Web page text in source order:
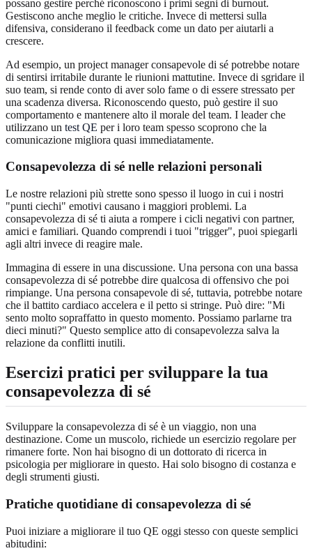
possano gestire perché riconoscono i primi segni di burnout.
Gestiscono anche meglio le critiche. Invece di mettersi sulla
difensiva, considerano il feedback come un dato per aiutarli a
crescere.
Ad esempio, un project manager consapevole di sé potrebbe notare
di sentirsi irritabile durante le riunioni mattutine. Invece di sgridare il
suo team, si rende conto di aver solo fame o di essere stressato per
una scadenza diversa. Riconoscendo questo, può gestire il suo
comportamento e mantenere alto il morale del team. I leader che
utilizzano un test QE per i loro team spesso scoprono che la
comunicazione migliora quasi immediatamente.
Consapevolezza di sé nelle relazioni personali
Le nostre relazioni più strette sono spesso il luogo in cui i nostri
"punti ciechi" emotivi causano i maggiori problemi. La
consapevolezza di sé ti aiuta a rompere i cicli negativi con partner,
amici e familiari. Quando comprendi i tuoi "trigger", puoi spiegarli
agli altri invece di reagire male.
Immagina di essere in una discussione. Una persona con una bassa
consapevolezza di sé potrebbe dire qualcosa di offensivo che poi
rimpiange. Una persona consapevole di sé, tuttavia, potrebbe notare
che il battito cardiaco accelera e il petto si stringe. Può dire: "Mi
sento molto sopraffatto in questo momento. Possiamo parlarne tra
dieci minuti?" Questo semplice atto di consapevolezza salva la
relazione da conflitti inutili.
Esercizi pratici per sviluppare la tua
consapevolezza di sé
Sviluppare la consapevolezza di sé è un viaggio, non una
destinazione. Come un muscolo, richiede un esercizio regolare per
rimanere forte. Non hai bisogno di un dottorato di ricerca in
psicologia per migliorare in questo. Hai solo bisogno di costanza e
degli strumenti giusti.
Pratiche quotidiane di consapevolezza di sé
Puoi iniziare a migliorare il tuo QE oggi stesso con queste semplici
abitudini: